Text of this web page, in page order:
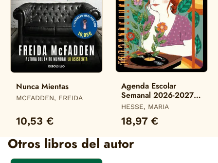
Nunca Mientas
MCFADDEN, FREIDA
10,53 €
Agenda Escolar
Semanal 2026-2027
María Hesse
HESSE, MARIA
18,97 €
Otros libros del autor